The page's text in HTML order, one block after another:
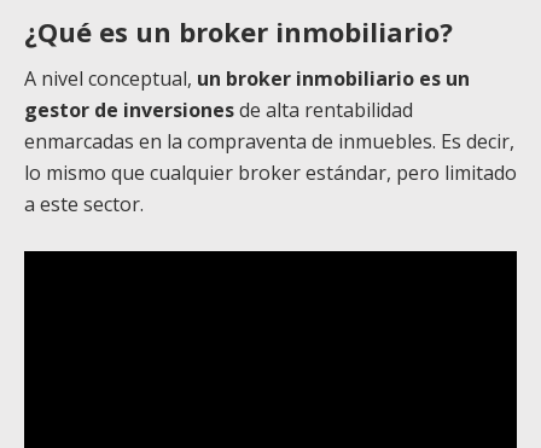
¿Qué es un broker inmobiliario?
A nivel conceptual, un broker inmobiliario es un
gestor de inversionesde alta rentabilidad
enmarcadas en la compraventa de inmuebles. Es decir,
lo mismo que cualquier broker estándar, pero limitado
a este sector.